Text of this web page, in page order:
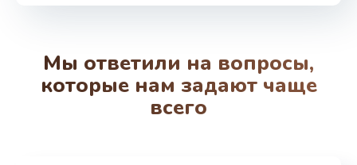
от 1100 руб.
Замена шим-контроллера
от 3900 руб.
Заказать
Мы ответили на вопросы,
которые нам задают чаще
всего